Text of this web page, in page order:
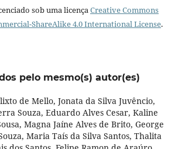
sob uma licençaCreative Commons
ShareAlike 4.0 International License.
pelo mesmo(s) autor(es)
de Mello, Jonata da Silva Juvêncio,
Souza, Eduardo Alves Cesar, Kaline
Magna Jaíne Alves de Brito, George
Maria Taís da Silva Santos, Thalita